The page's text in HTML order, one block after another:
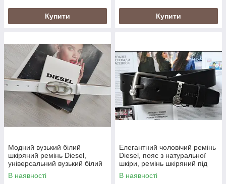
Купити Купити
Модний вузький білий
шкіряний ремінь Diesel,
універсальний вузький білий
пояс, ремінь на кожен день
Дизель
В наявності
Елегантний чоловічий ремінь
Diesel, пояс з натуральної
шкіри, ремінь шкіряний під
джинси Дизель
В наявності